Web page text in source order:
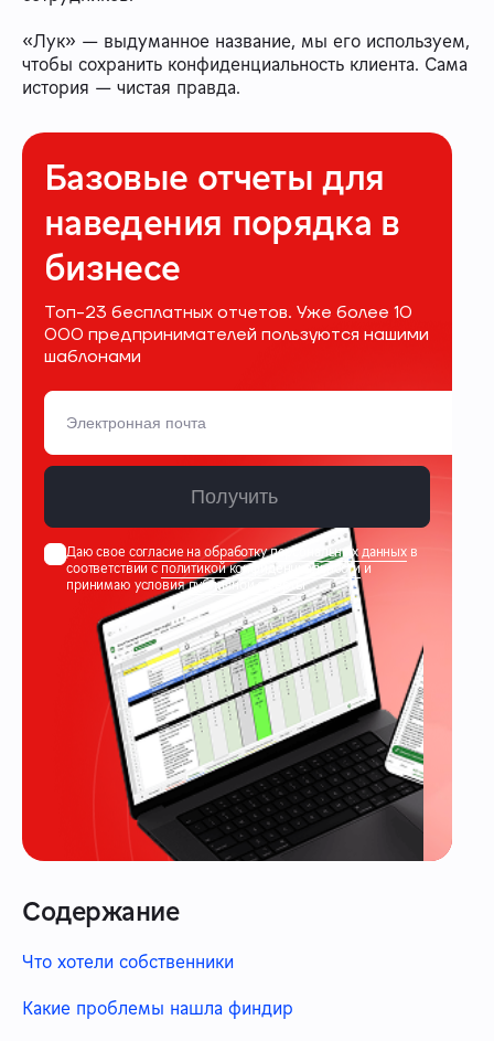
«Лук» — выдуманное название, мы его используем,
чтобы сохранить конфиденциальность клиента. Сама
история — чистая правда.
Базовые отчеты для
наведения порядка в
бизнесе
Топ-23 бесплатных отчетов. Уже более 10
000 предпринимателей пользуются нашими
шаблонами
Получить
Даю свое согласие на обработку персональных данных в
соответствии сполитикой конфиденциальностии
принимаю условияпубличной оферты
Содержание
Что хотели собственники
Какие проблемы нашла финдир